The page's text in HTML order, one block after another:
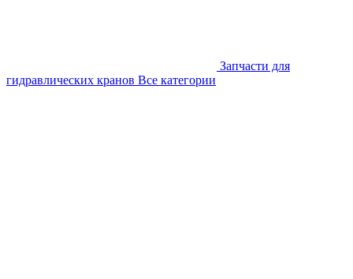
Запчасти для
гидравлических кранов Все категории